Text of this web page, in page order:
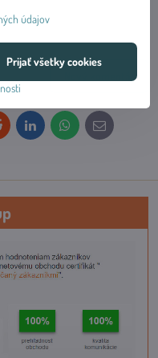
LinkedInWhatsApp
E-
mail
údajov
Prijať všetky cookies